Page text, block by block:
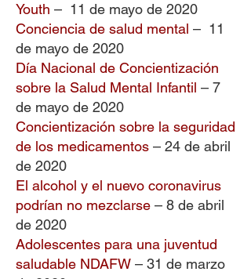
Youth – 11 de mayo de 2020
Conciencia de salud mental – 11
de mayo de 2020
Día Nacional de Concientización
sobre la Salud Mental Infantil – 7
de mayo de 2020
Concientización sobre la seguridad
de los medicamentos – 24 de abril
de 2020
El alcohol y el nuevo coronavirus
podrían no mezclarse – 8 de abril
de 2020
Adolescentes para una juventud
saludable NDAFW – 31 de marzo